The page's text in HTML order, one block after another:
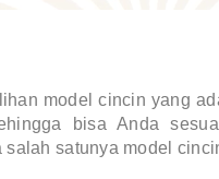
model cincin yang
bisa Anda
satunya model